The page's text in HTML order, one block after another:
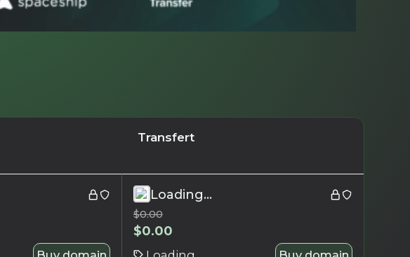
Transfert
Loading...
$0.00
$0.00